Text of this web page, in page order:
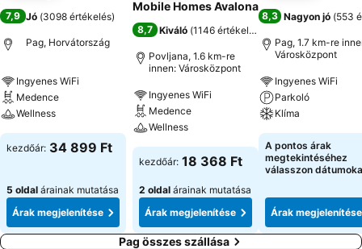
7,9 Jó (3098 értékelés)
Pag, Horvátország
Ingyenes WiFi
Medence
Wellness
kezdőár: 34 899 Ft
5 oldal árainak mutatása
Árak megjelenítése
Mobile Homes Avalona
8,7 Kiváló (1146 értékelés
Povljana, 1.6 km-re
innen: Városközpont
Ingyenes WiFi
Medence
Wellness
kezdőár: 18 368 Ft
2 oldal árainak mutatása
Árak megjelenítése
8,3 Nagyon jó (553
Pag, 1.7 km-re
Városközpont
Ingyenes WiFi
Parkoló
Klíma
A pontos árak
megtekintéséhez
válasszon
Árak megjelenítése
Pag összes szállása